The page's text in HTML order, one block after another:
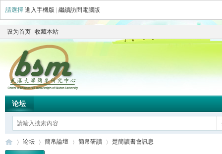
請選擇 進入手機版 繼續訪問電腦版
设为首页 收藏本站
论坛
论坛 簡帛論壇 簡帛研讀 楚簡讀書會訊息